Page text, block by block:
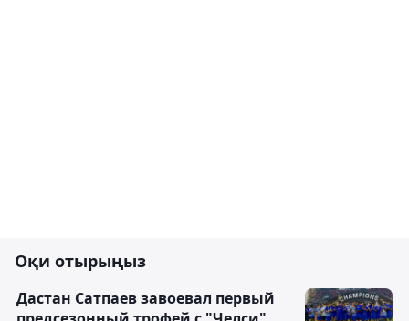
Оқи отырыңыз
Дастан Сатпаев завоевал первый